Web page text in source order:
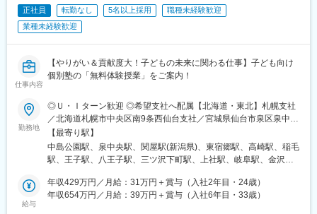
●実習指導(パソコンやプレゼンテーション、就職指導などの授業)
＊生徒は一クラスあたり約30～40名です
【行事運営】
●学内イベントの企画(姉妹校合同の体育祭などの運営・進行管理)
●運営補助
【就職サポート】
●キャリア教育(面接指導・履歴書添削など)
【広報】
●オープンキャンパスの企画・運営(来校者への説明など)
●地方での学校説明会
●DM発送(入学者が増えるような施策を実施)
【産官学連携】
三幸学園では産官学連携を推進しています。
生徒の活躍の場を広げるべく、様々な業界や地域との連携の架け
正社員 転勤なし 5名以上採用
職種未経験歓迎
業種未経験歓迎
仕事内容
【やりがい＆貢献度大！子どもの未来に関わる仕事】子ども向け
個別塾の「無料体験授業」をご案内！
勤務地
◎Ｕ・Ｉターン歓迎 ◎希望支社へ配属【北海道・東北】札幌支社
／北海道札幌市中央区南9条西仙台支社／宮城県仙台市泉区泉中央
【関東甲信越】新潟支社／新潟県新潟市中央区女池神明栃木支社
／栃木県宇都宮市宿郷群馬支社／群馬県高崎市新田町千葉支社／
千葉県千葉市稲毛区小仲台東京支社／東京都北区豊島西東京支社
【中部・関西】名古屋支社／愛知県名古屋市名東区一社岐阜支社
／岐阜県岐阜市加納新本町金沢支社／石川県金沢市駅西本町静岡
【最寄り駅】
中島公園駅、泉中央駅、関屋駅(新潟県)、東宿郷駅、高崎駅、稲毛
駅、王子駅、八王子駅、三ツ沢下町駅、上社駅、岐阜駅、金沢
前駅、松島二丁目駅、東比恵駅、平成駅、二中通駅、山鼻９条
駅、駅東公園前駅、王子駅前駅、京王八王子駅、反町駅、広電五
給与
年収429万円／月給：31万円＋賞与（入社2年目・24歳）
年収654万円／月給：39万円＋賞与（入社6年目・33歳）